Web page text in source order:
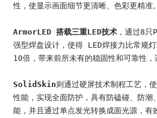
性，使显示画面细节更清晰、色彩更精准。
ArmorLED 搭载三重LED技术 ，通过8
强型焊盘设计，使得 LED焊接力比常规
10倍，带来前所未有的稳固性和可靠性，
SolidSkin则通过硬屏技术制程工艺，
性能，实现全面防护，具有防磕碰、防潮
能，并且通过单点发光转换成面光源，有